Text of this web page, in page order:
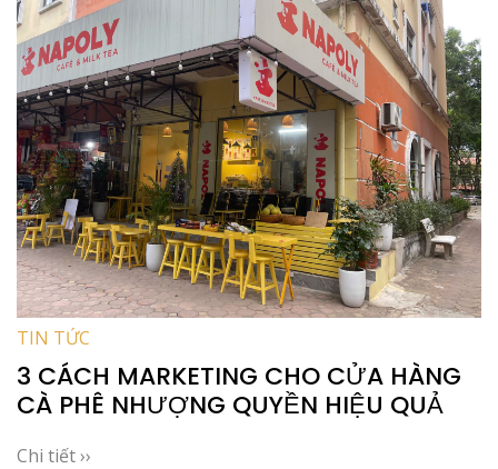
TIN TỨC
3 CÁCH MARKETING CHO CỬA HÀNG
CÀ PHÊ NHƯỢNG QUYỀN HIỆU QUẢ
Chi tiết ››